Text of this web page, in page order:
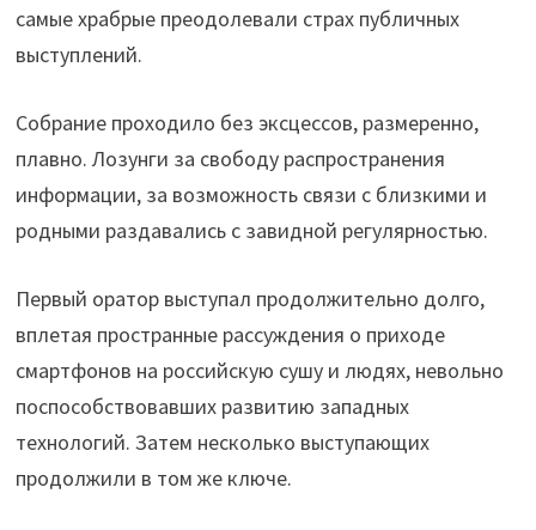
самые храбрые преодолевали страх публичных
выступлений.
Собрание проходило без эксцессов, размеренно,
плавно. Лозунги за свободу распространения
информации, за возможность связи с близкими и
родными раздавались с завидной регулярностью.
Первый оратор выступал продолжительно долго,
вплетая пространные рассуждения о приходе
смартфонов на российскую сушу и людях, невольно
поспособствовавших развитию западных
технологий. Затем несколько выступающих
продолжили в том же ключе.